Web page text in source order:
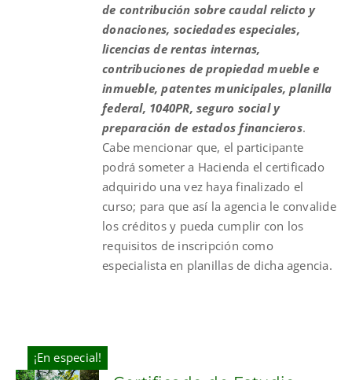
de contribución sobre caudal relicto y
donaciones, sociedades especiales,
licencias de rentas internas,
contribuciones de propiedad mueble e
inmueble, patentes municipales, planilla
federal, 1040PR, seguro social y
preparación de estados financieros.
Cabe mencionar que, el participante
podrá someter a Hacienda el certificado
adquirido una vez haya finalizado el
curso; para que así la agencia le convalide
los créditos y pueda cumplir con los
requisitos de inscripción como
especialista en planillas de dicha agencia.
¡En especial!